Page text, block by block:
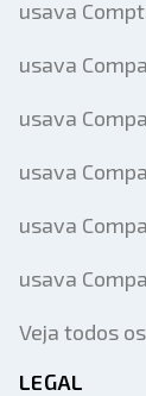
usava
usava
usava
usava
usava
usava
Veja todos
LEGAL